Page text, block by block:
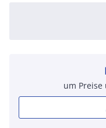
um Preise